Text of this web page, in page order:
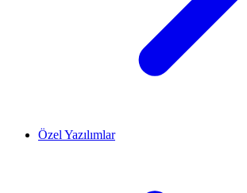
Özel Yazılımlar